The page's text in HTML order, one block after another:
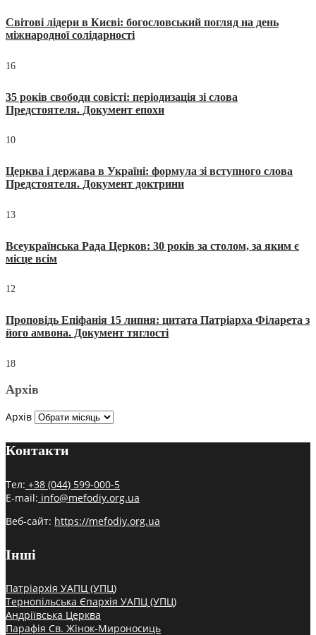
Світові лідери в Києві: богословський погляд на день
міжнародної солідарності
16
35 років свободи совісті: періодизація зі слова
Предстоятеля. Документ епохи
10
Церква і держава в Україні: формула зі вступного слова
Предстоятеля. Документ доктрини
13
Всеукраїнська Рада Церков: 30 років за столом, за яким є
місце всім
12
Проповідь Епіфанія 15 липня: цитата Патріарха Філарета з
його амвона. Документ тяглості
18
Архів
Архів
Контакти
Тел: +38 (044) 599-000-5
E-mail: info@mefodiy.org.ua
Веб-сайт: https://mefodiy.org.ua
Інші
Патріархія УАПЦ (УПЦ)
Тернопільська Єпархія УАПЦ (УПЦ)
Андріївська Церква
Парафія Св. Жінок-Мироносиць